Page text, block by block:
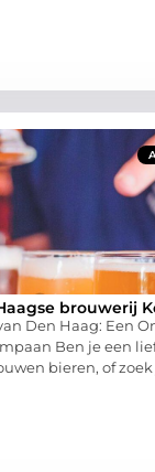
brouwerij
Den Haag: Een
Ben je een
bieren, of